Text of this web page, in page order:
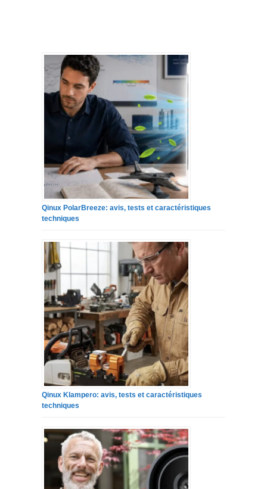
Qinux PolarBreeze: avis, tests et caractéristiques
techniques
Qinux Klampero: avis, tests et caractéristiques
techniques